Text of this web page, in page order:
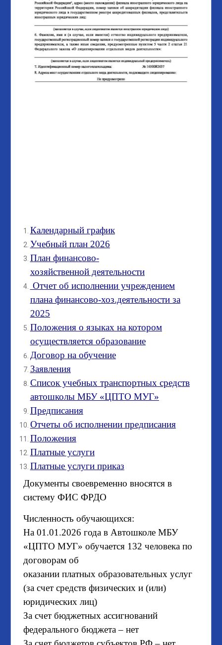
Календарный график
Учебный план 2026
План финансово-
хозяйственной деятельности
Отчет об исполнении учреждением
плана финансово-хоз.деятельности за
2025
Положения о языках на котором
осуществляется образование
Договор на обучение
Заявления
Список учебных транспортных средств
автошколы МБУ «ЦПТО МУГ»
Предписания
Отчеты об исполнении предписания
Положения
Платные услуги
Платные услуги приказ
Документы своевременно вносятся в
систему ФИС ФРДО
Численность обучающихся:
На 01.01.2026 года в Автошколе МБУ
«ЦПТО МУГ» обучается 132 человека по
договорам об
оказании платных образовательных услуг
(за счет средств физических и (или)
юридических лиц)
За счет бюджетных ассигнований
федерального бюджета – нет